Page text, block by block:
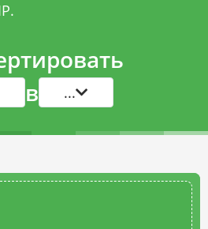
.
в ...